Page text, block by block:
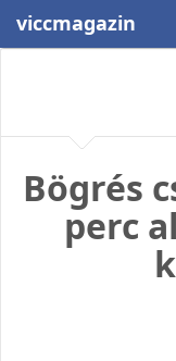
viccmagazin
Bögrés
perc